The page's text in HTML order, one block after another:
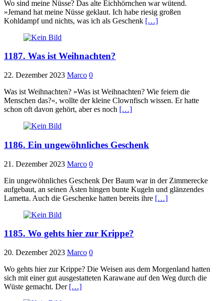
Wo sind meine Nüsse? Das alte Eichhörnchen war wütend.
»Jemand hat meine Nüsse geklaut. Ich habe riesig großen
Kohldampf und nichts, was ich als Geschenk […]
1187. Was ist Weihnachten?
22. Dezember 2023 Marco 0
Was ist Weihnachten? »Was ist Weihnachten? Wie feiern die
Menschen das?«, wollte der kleine Clownfisch wissen. Er hatte
schon oft davon gehört, aber es noch […]
1186. Ein ungewöhnliches Geschenk
21. Dezember 2023 Marco 0
Ein ungewöhnliches Geschenk Der Baum war in der Zimmerecke
aufgebaut, an seinen Ästen hingen bunte Kugeln und glänzendes
Lametta. Auch die Geschenke hatten bereits ihre […]
1185. Wo gehts hier zur Krippe?
20. Dezember 2023 Marco 0
Wo gehts hier zur Krippe? Die Weisen aus dem Morgenland hatten
sich mit einer gut ausgestatteten Karawane auf den Weg durch die
Wüste gemacht. Der […]